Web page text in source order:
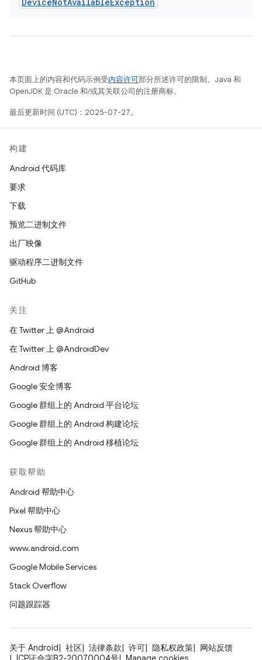
本页面上的内容和代码示例受内容许可部分所述许可的限制。Java 和
OpenJDK 是 Oracle 和/或其关联公司的注册商标。
最后更新时间 (UTC)：2025-07-27。
构建
Android 代码库
要求
下载
预览二进制文件
出厂映像
驱动程序二进制文件
GitHub
关注
在 Twitter 上 @Android
在 Twitter 上 @AndroidDev
Android 博客
Google 安全博客
Google 群组上的 Android 平台论坛
Google 群组上的 Android 构建论坛
Google 群组上的 Android 移植论坛
获取帮助
Android 帮助中心
Pixel 帮助中心
Nexus 帮助中心
www.android.com
Google Mobile Services
Stack Overflow
问题跟踪器
关于 Android 社区 法律条款 许可 隐私权政策
网站反馈